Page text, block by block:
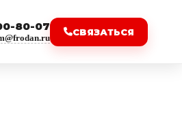
80-07 СВЯЗАТЬСЯ